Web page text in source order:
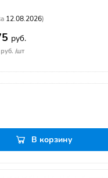
12.08.2026)
руб.
руб. /шт
В корзину